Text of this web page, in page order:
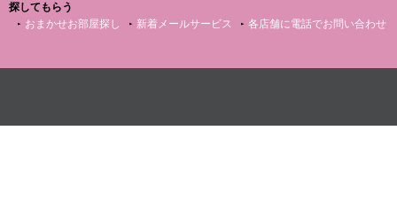
探してもらう
おまかせお部屋探し
新着メールサービス 各店舗に電話でお問い合わせ